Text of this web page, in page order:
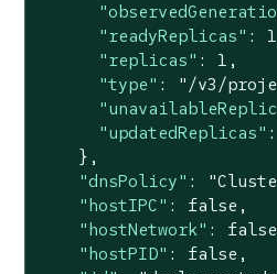
"readyReplicas" : 1
"replicas" : 1 ,
"type" :
"/v3/
"updatedReplicas" :
    },
"dnsPolicy" :
"hostIPC" : false,
"hostNetwork" : false
"hostPID" : false,